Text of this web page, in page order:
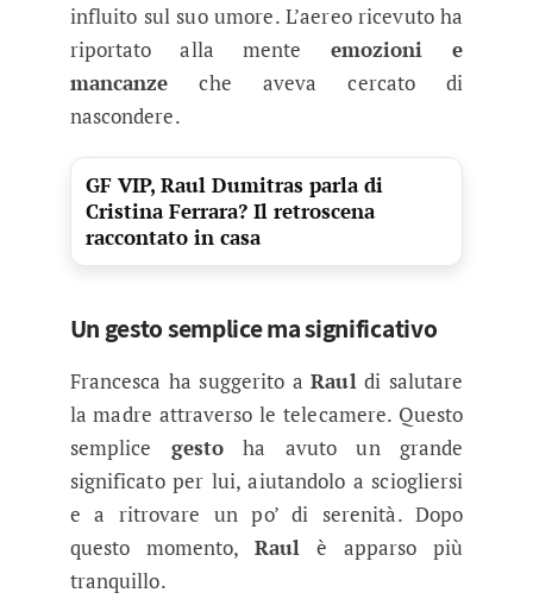
influito sul suo umore. L’aereo ricevuto ha
riportato alla mente emozioni e
mancanze che aveva cercato di
nascondere.
GF VIP, Raul Dumitras parla di
Cristina Ferrara? Il retroscena
raccontato in casa
Un gesto semplice ma significativo
Francesca ha suggerito aRauldi salutare
la madre attraverso le telecamere. Questo
semplice gesto ha avuto un grande
significato per lui, aiutandolo a sciogliersi
e a ritrovare un po’ di serenità. Dopo
questo momento,Raul è apparso più
tranquillo.